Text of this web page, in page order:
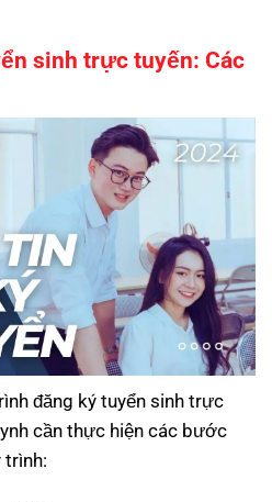
sinh trực tuyến: Các
đăng ký tuyển sinh trực
cần thực hiện các bước
trình: